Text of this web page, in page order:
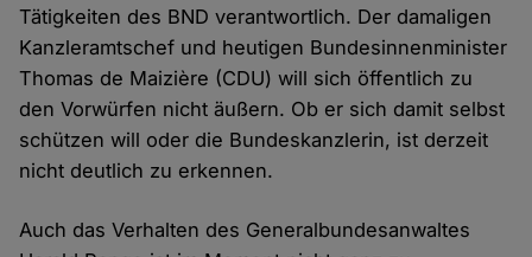
Tätigkeiten des BND verantwortlich. Der damaligen
Kanzleramtschef und heutigen Bundesinnenminister
Thomas de Maizière (CDU) will sich öffentlich zu
den Vorwürfen nicht äußern. Ob er sich damit selbst
schützen will oder die Bundeskanzlerin, ist derzeit
nicht deutlich zu erkennen.
Auch das Verhalten des Generalbundesanwaltes